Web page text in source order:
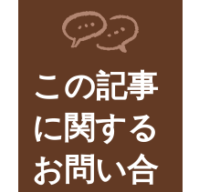
この記事
に関する
お問い合